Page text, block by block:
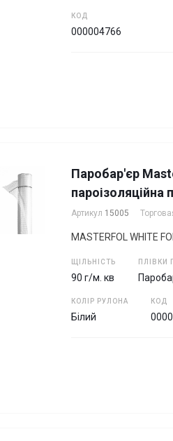
КОД
000004766
Паробар'єр
пароізоляційна
Артикул 15005
MASTERFOL WHITE
ЩІЛЬНІСТЬ
90 г/м. кв
ПЛІВКИ
КОЛІР РУЛОНА
Білий
КОД